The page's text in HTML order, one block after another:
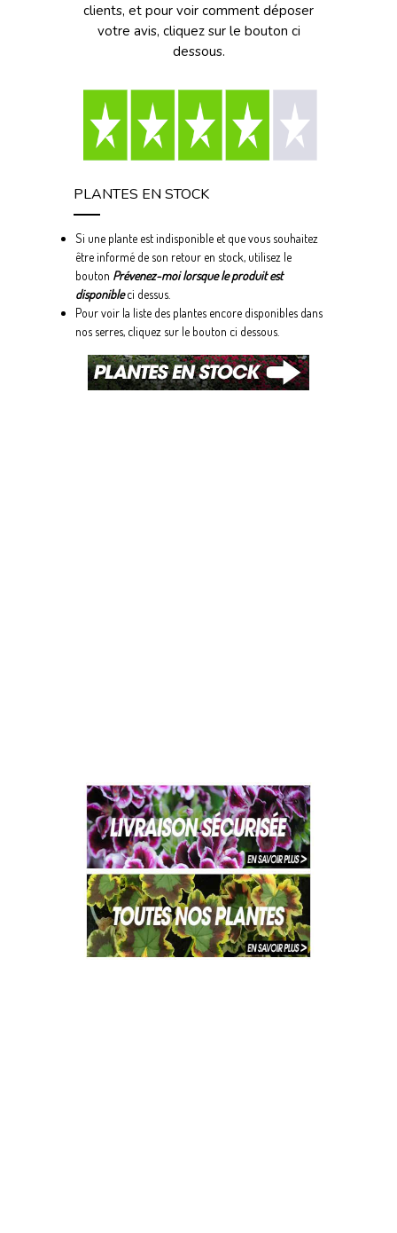
clients, et pour voir comment déposer
votre avis, cliquez sur le bouton ci
dessous.
PLANTES EN STOCK
Si une plante est indisponible et que vous souhaitez
être informé de son retour en stock, utilisez le
bouton Prévenez-moi lorsque le produit est
disponibleci dessus.
Pour voir la liste des plantes encore disponibles dans
nos serres, cliquez sur le bouton ci dessous.